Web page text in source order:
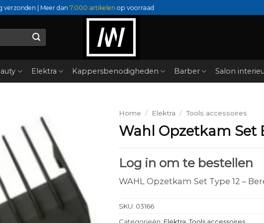
verzonden | Meer dan 7.000 artikelen op voorraad
Elektra Kappersbenodigheden Barber Salon
Home / Elektra / Tools accessoires
Wahl Opzetkam Set
Log in om te bestellen
WAHL Opzetkam Set Type 12 –
SKU: 03166